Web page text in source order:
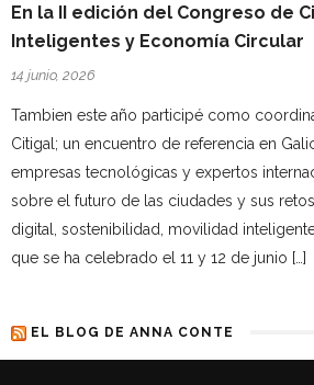
En la II edición del Congreso de
Inteligentes y Economía Circular
14 junio, 2026
Tambien este año participé como
Citigal; un encuentro de referencia en
empresas tecnológicas y expertos
sobre el futuro de las ciudades y sus
digital, sostenibilidad, movilidad
que se ha celebrado el 11 y 12 de junio […]
EL BLOG DE ANNA CONTE